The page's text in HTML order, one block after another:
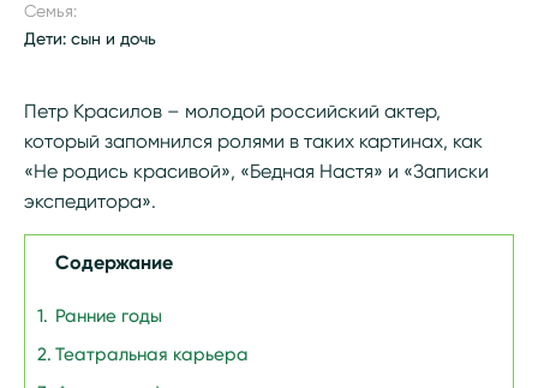
Семья:
Дети: сын и дочь
Петр Красилов – молодой российский актер,
который запомнился ролями в таких картинах, как
«Не родись красивой», «Бедная Настя» и «Записки
экспедитора».
Содержание
Ранние годы
Театральная карьера